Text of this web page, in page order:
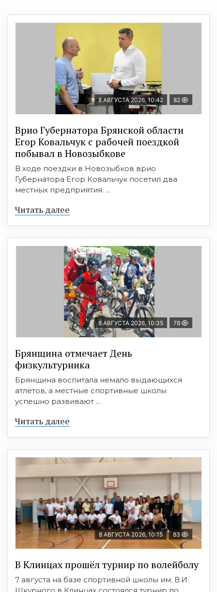
8 АВГУСТА 2026, 10:42 82
Врио Губернатора Брянской области
Егор Ковальчук с рабочей поездкой
побывал в Новозыбкове
В ходе поездки в Новозыбков врио
Губернатора Егор Ковальчук посетил два
местных предприятия. ...
Читать далее
8 АВГУСТА 2026, 10:35 78
Брянщина отмечает День
физкультурника
Брянщина воспитала немало выдающихся
атлетов, а местные спортивные школы
успешно развивают ...
Читать далее
8 АВГУСТА 2026, 10:15 83
В Клинцах прошёл турнир по волейболу
7 августа на базе спортивной школы им. В.И.